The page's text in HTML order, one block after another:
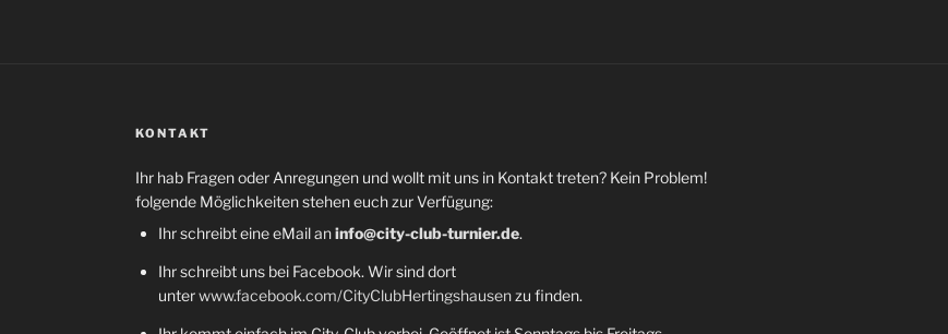
KONTAKT
Ihr hab Fragen oder Anregungen und wollt mit uns in Kontakt treten? Kein Problem!
folgende Möglichkeiten stehen euch zur Verfügung:
Ihr schreibt eine eMail aninfo@city-club-turnier.de.
Ihr schreibt uns bei Facebook. Wir sind dort
unterwww.facebook.com/CityClubHertingshausenzu finden.